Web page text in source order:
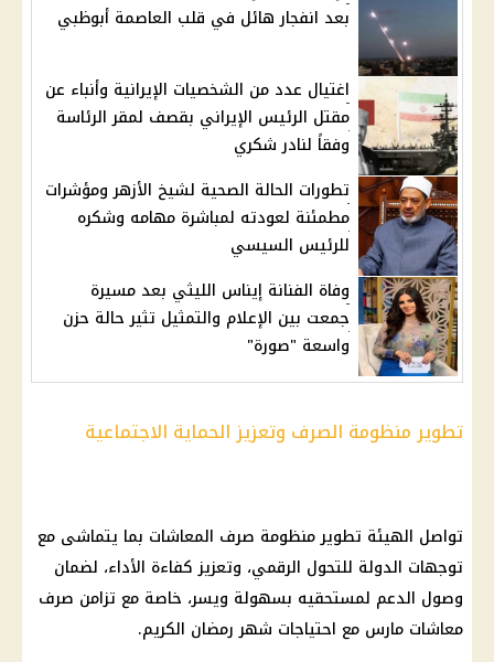
بعد انفجار هائل في قلب العاصمة أبوظبي
اغتيال عدد من الشخصيات الإيرانية وأنباء عن
مقتل الرئيس الإيراني بقصف لمقر الرئاسة
وفقاً لنادر شكري
تطورات الحالة الصحية لشيخ الأزهر ومؤشرات
مطمئنة لعودته لمباشرة مهامه وشكره
للرئيس السيسي
وفاة الفنانة إيناس الليثي بعد مسيرة
جمعت بين الإعلام والتمثيل تثير حالة حزن
واسعة "صورة"
تطوير منظومة الصرف وتعزيز الحماية الاجتماعية
تواصل الهيئة تطوير منظومة صرف المعاشات بما يتماشى مع
توجهات الدولة للتحول الرقمي، وتعزيز كفاءة الأداء، لضمان
وصول الدعم لمستحقيه بسهولة ويسر، خاصة مع تزامن صرف
معاشات مارس مع احتياجات شهر رمضان الكريم.